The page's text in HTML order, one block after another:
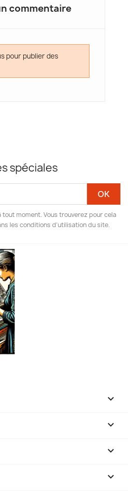
commentaire
pour publier des
spéciales
moment. Vous trouverez pour cela
les conditions d'utilisation du site.



